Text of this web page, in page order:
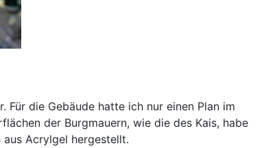
die Gebäude hatte ich nur einen Plan im
der Burgmauern, wie die des Kais, habe
Acrylgel hergestellt.